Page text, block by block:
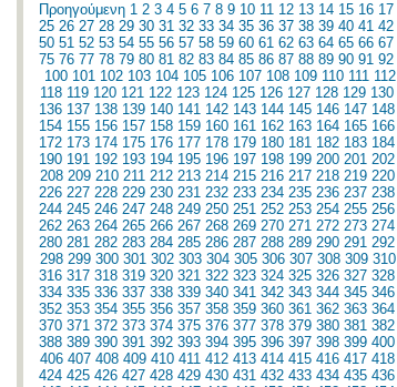
Προηγούμενη 1 2 3 4 5 6 7 8 9 10 11 12 13 14 15 16 17
25 26 27 28 29 30 31 32 33 34 35 36 37 38 39 40 41 42
50 51 52 53 54 55 56 57 58 59 60 61 62 63 64 65 66 67
75 76 77 78 79 80 81 82 83 84 85 86 87 88 89 90 91 92
100 101 102 103 104 105 106 107 108 109 110 111 112
118 119 120 121 122 123 124 125 126 127 128 129 130
136 137 138 139 140 141 142 143 144 145 146 147 148
154 155 156 157 158 159 160 161 162 163 164 165 166
172 173 174 175 176 177 178 179 180 181 182 183 184
190 191 192 193 194 195 196 197 198 199 200 201 202
208 209 210 211 212 213 214 215 216 217 218 219 220
226 227 228 229 230 231 232 233 234 235 236 237 238
244 245 246 247 248 249 250 251 252 253 254 255 256
262 263 264 265 266 267 268 269 270 271 272 273 274
280 281 282 283 284 285 286 287 288 289 290 291 292
298 299 300 301 302 303 304 305 306 307 308 309 310
316 317 318 319 320 321 322 323 324 325 326 327 328
334 335 336 337 338 339 340 341 342 343 344 345 346
352 353 354 355 356 357 358 359 360 361 362 363 364
370 371 372 373 374 375 376 377 378 379 380 381 382
388 389 390 391 392 393 394 395 396 397 398 399 400
406 407 408 409 410 411 412 413 414 415 416 417 418
424 425 426 427 428 429 430 431 432 433 434 435 436